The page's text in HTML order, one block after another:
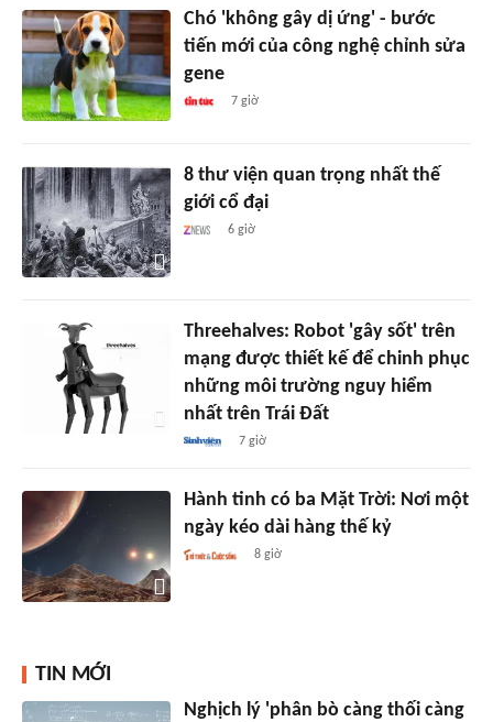
Chó 'không gây dị ứng' - bước
tiến mới của công nghệ chỉnh sửa
gene
7 giờ
8 thư viện quan trọng nhất thế
giới cổ đại
6 giờ
Threehalves: Robot 'gây sốt' trên
mạng được thiết kế để chinh phục
những môi trường nguy hiểm
nhất trên Trái Đất
7 giờ
Hành tinh có ba Mặt Trời: Nơi một
ngày kéo dài hàng thế kỷ
8 giờ
TIN MỚI
Nghịch lý 'phân bò càng thối càng